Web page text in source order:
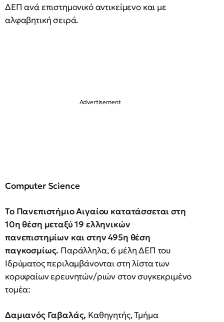
ΔΕΠ ανά επιστημονικό αντικείμενο και με
αλφαβητική σειρά.
Computer Science
Το Πανεπιστήμιο Αιγαίου κατατάσσεται στη
10η θέση μεταξύ 19 ελληνικών
πανεπιστημίων και στην 495η θέση
παγκοσμίως. Παράλληλα, 6 μέλη ΔΕΠ του
Ιδρύματος περιλαμβάνονται στη λίστα των
κορυφαίων ερευνητών/ριών στον συγκεκριμένο
τομέα:
Δαμιανός Γαβαλάς, Καθηγητής, Τμήμα